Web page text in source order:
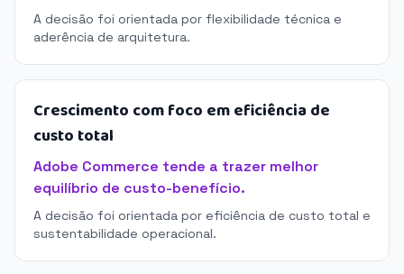
A decisão foi orientada por flexibilidade técnica e
aderência de arquitetura.
Crescimento com foco em eficiência de
custo total
Adobe Commerce tende a trazer melhor
equilíbrio de custo-benefício.
A decisão foi orientada por eficiência de custo total e
sustentabilidade operacional.